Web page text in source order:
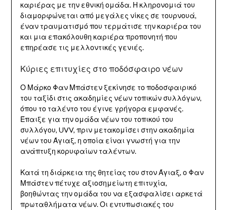
καριέρας με την εθνική ομάδα. Η κληρονομιά του
διαμορφώνεται από μεγάλες νίκες σε τουρνουά,
έναν τραυματισμό που τερμάτισε την καριέρα του
και μια επακόλουθη καριέρα προπονητή που
επηρέασε τις μελλοντικές γενιές.
Κύριες επιτυχίες στο ποδόσφαιρο νέων
Ο Μάρκο Φαν Μπάστεν ξεκίνησε το ποδοσφαιρικό
του ταξίδι στις ακαδημίες νέων τοπικών συλλόγων,
όπου το ταλέντο του έγινε γρήγορα εμφανές.
Έπαιξε για την ομάδα νέων του τοπικού του
συλλόγου, UVV, πριν μετακομίσει στην ακαδημία
νέων του Άγιαξ, η οποία είναι γνωστή για την
ανάπτυξη κορυφαίων ταλέντων.
Κατά τη διάρκεια της θητείας του στον Άγιαξ, ο Φαν
Μπάστεν πέτυχε αξιοσημείωτη επιτυχία,
βοηθώντας την ομάδα του να εξασφαλίσει αρκετά
πρωταθλήματα νέων. Οι εντυπωσιακές του